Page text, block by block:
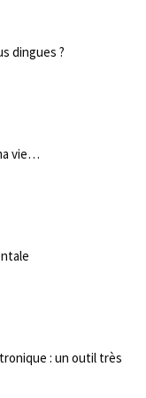
dingues ?
vie…
: un outil très